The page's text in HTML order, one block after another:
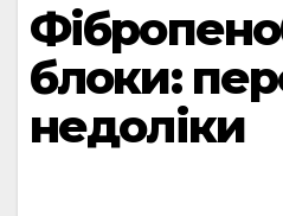
блоки:
недоліки